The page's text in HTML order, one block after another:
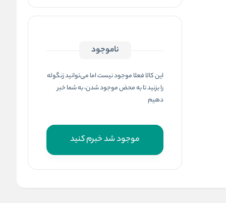
ناموجود
این کالا فعلا موجود نیست اما می‌توانید زنگوله
را بزنید تا به محض موجود شدن، به شما خبر
دهیم
موجود شد خبرم کنید